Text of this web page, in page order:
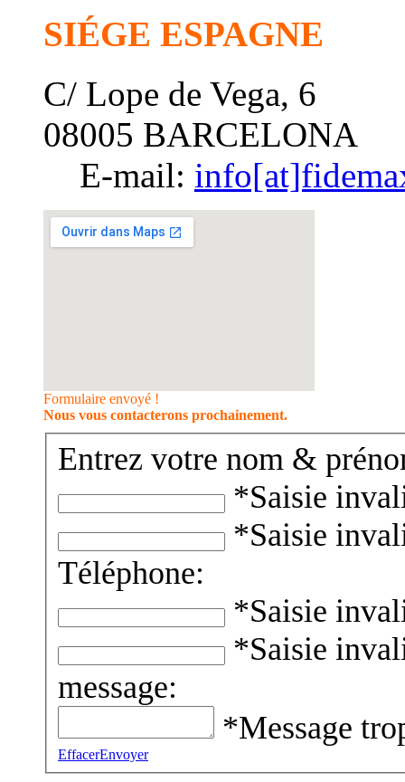
SIÉGE ESPAGNE
C/ Lope de Vega, 6
08005 BARCELONA
E-mail:
Formulaire envoyé !
Nous vous contacterons prochainement.
Entrez votre nom &
*Saisie
*Saisie
Téléphone:
*Saisie
*Saisie
message:
*Message
EffacerEnvoyer